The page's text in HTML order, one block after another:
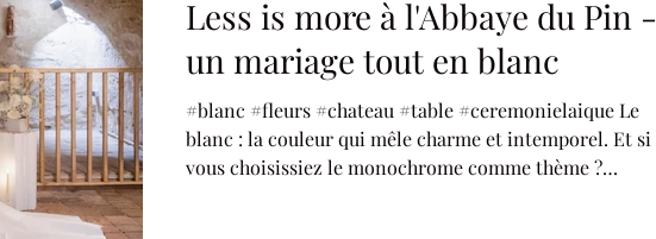
Less is more à l'Abbaye du Pin -
un mariage tout en blanc
#blanc #fleurs #chateau #table #ceremonielaique Le
blanc : la couleur qui mêle charme et intemporel. Et si
vous choisissiez le monochrome comme thème ?